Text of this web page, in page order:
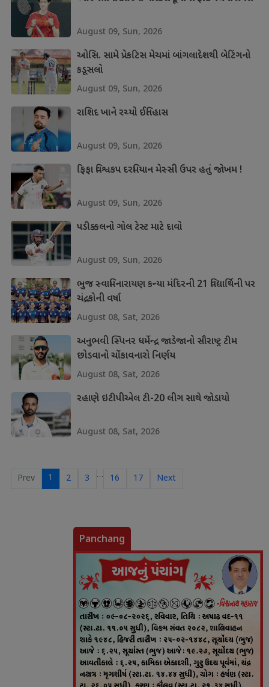
August 09, Sun, 2026
ઓસિ. સામે પ્રેકટિસ મેચમાં બાંગલાદેશથી બેટિંગનો
કડૂસલો
August 09, Sun, 2026
રાશિદ ખાને રચ્યો ઈતિહાસ
August 09, Sun, 2026
ફિફા વિશ્વકપ દરમિયાન મેસ્સી ઉપર હતું જોખમ !
August 09, Sun, 2026
પડીક્કલનો ગોલ ટેસ્ટ માટે દાવો
August 09, Sun, 2026
ભુજ સ્વામિનારાયણ કન્યા મંદિરની 21 વિદ્યાર્થિની પર
ચંદ્રકોની વર્ષા
August 08, Sat, 2026
અનુભવી સ્પિનર ધર્મેન્દ્ર જાડેજાનો સૌરાષ્ટ્ર ટીમ
છોડવાનો ચોંકાવનારો નિર્ણય
August 08, Sat, 2026
રહાણે ઇટીપીએલ ટી-20 લીગ સાથે જોડાયો
August 08, Sat, 2026
Prev 1 2 3 … 16 17 Next
Panchang